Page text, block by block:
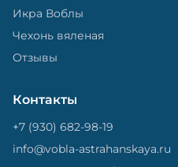
Икра Воблы
Чехонь вяленая
Отзывы
Контакты
+7 (930) 682-98-19
info@vobla-astrahanskaya.ru